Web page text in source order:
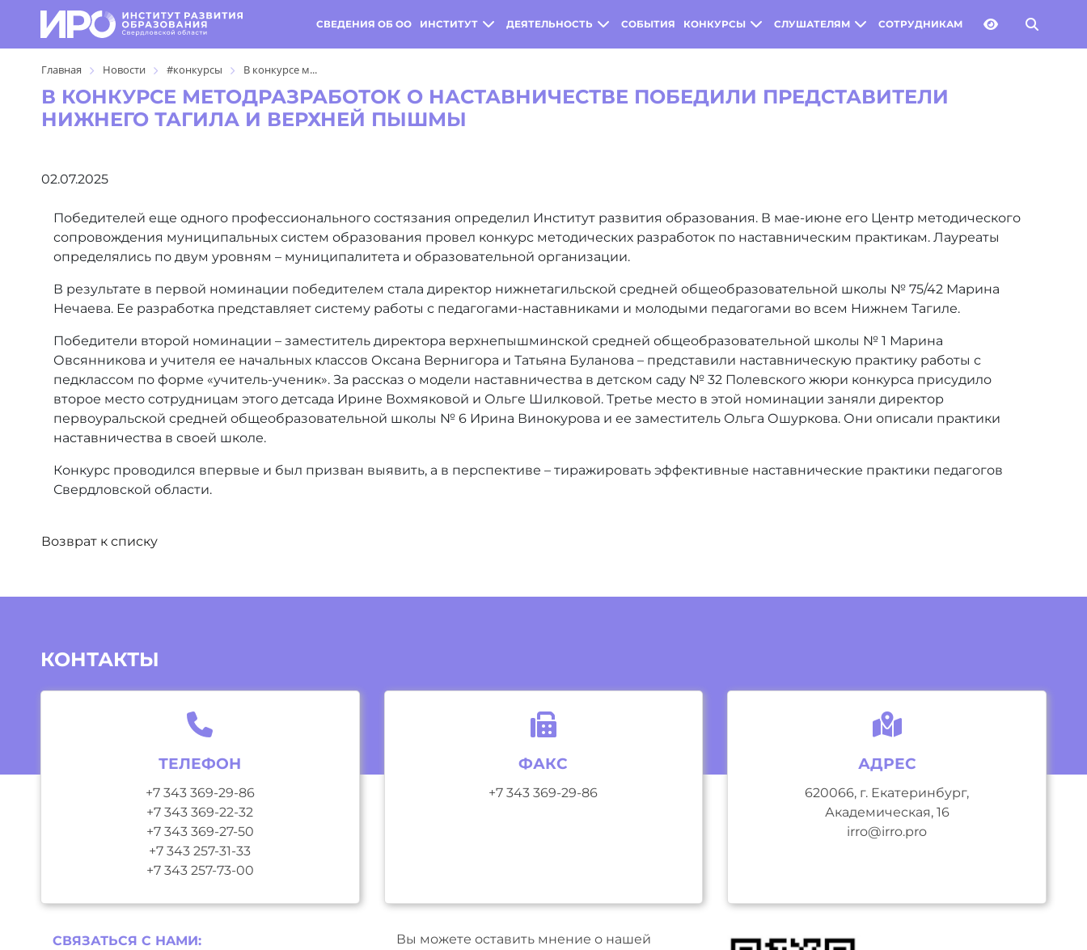
СВЕДЕНИЯ ОБ ОО ИНСТИТУТ ДЕЯТЕЛЬНОСТЬ СОБЫТИЯ КОНКУРСЫ СЛУШАТЕЛЯМ СОТРУДНИКАМ
Главная Новости #конкурсы В конкурсе м...
В КОНКУРСЕ МЕТОДРАЗРАБОТОК О НАСТАВНИЧЕСТВЕ ПОБЕДИЛИ ПРЕДСТАВИТЕЛИ
НИЖНЕГО ТАГИЛА И ВЕРХНЕЙ ПЫШМЫ
02.07.2025
Победителей еще одного профессионального состязания определил Институт развития образования. В мае-июне его Центр методического
сопровождения муниципальных систем образования провел конкурс методических разработок по наставническим практикам. Лауреаты
определялись по двум уровням – муниципалитета и образовательной организации.
В результате в первой номинации победителем стала директор нижнетагильской средней общеобразовательной школы № 75/42 Марина
Нечаева. Ее разработка представляет систему работы с педагогами-наставниками и молодыми педагогами во всем Нижнем Тагиле.
Победители второй номинации – заместитель директора верхнепышминской средней общеобразовательной школы № 1 Марина
Овсянникова и учителя ее начальных классов Оксана Вернигора и Татьяна Буланова – представили наставническую практику работы с
педклассом по форме «учитель-ученик». За рассказ о модели наставничества в детском саду № 32 Полевского жюри конкурса присудило
второе место сотрудницам этого детсада Ирине Вохмяковой и Ольге Шилковой. Третье место в этой номинации заняли директор
первоуральской средней общеобразовательной школы № 6 Ирина Винокурова и ее заместитель Ольга Ошуркова. Они описали практики
наставничества в своей школе.
Конкурс проводился впервые и был призван выявить, а в перспективе – тиражировать эффективные наставнические практики педагогов
Свердловской области.
Возврат к списку
КОНТАКТЫ
ТЕЛЕФОН
+7 343 369-29-86
+7 343 369-22-32
+7 343 369-27-50
+7 343 257-31-33
+7 343 257-73-00
ФАКС
+7 343 369-29-86
АДРЕС
620066, г. Екатеринбург,
Академическая, 16
irro@irro.pro
СВЯЗАТЬСЯ С НAМИ:
Вы можете оставить мнение о нашей